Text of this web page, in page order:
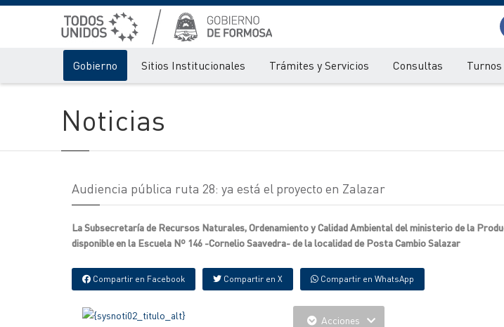
Gobierno Sitios Institucionales Trámites y Servicios Consultas Turnos
Noticias
Audiencia pública ruta 28: ya está el proyecto en Zalazar
La Subsecretaría de Recursos Naturales, Ordenamiento y Calidad Ambiental del ministerio de la
disponible en la Escuela Nº 146 -Cornelio Saavedra- de la localidad de Posta Cambio Salazar
Compartir en Facebook Compartir en X Compartir en WhatsApp
Acciones